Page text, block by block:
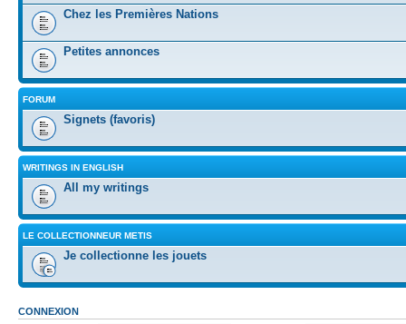
Chez les Premières Nations
Petites annonces
FORUM
Signets (favoris)
WRITINGS IN ENGLISH
All my writings
LE COLLECTIONNEUR METIS
Je collectionne les jouets
CONNEXION